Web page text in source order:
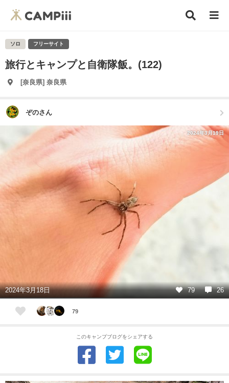
ソロ フリーサイト
旅行とキャンプと自衛隊飯。(122)
[奈良県] 奈良県
ぞのさん
2024年3月19日
2024年3月18日 79 26
79
このキャンプブログをシェアする